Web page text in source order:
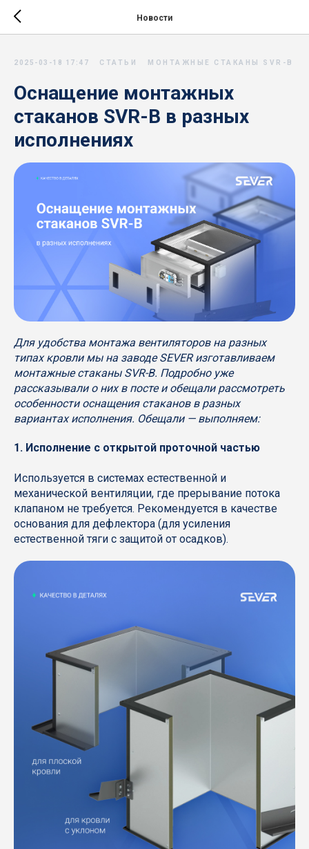
Новости
2025-03-18 17:47 СТАТЬИ МОНТАЖНЫЕ СТАКАНЫ SVR-B
Оснащение монтажных
стаканов SVR-B в разных
исполнениях
Для удобства монтажа вентиляторов на разных
типах кровли мы на заводе SEVER изготавливаем
монтажные стаканы SVR-B. Подробно уже
рассказывали о них в посте и обещали рассмотреть
особенности оснащения стаканов в разных
вариантах исполнения. Обещали — выполняем:
1. Исполнение с открытой проточной частью
Используется в системах естественной и
механической вентиляции, где прерывание потока
клапаном не требуется. Рекомендуется в качестве
основания для дефлектора (для усиления
естественной тяги с защитой от осадков).